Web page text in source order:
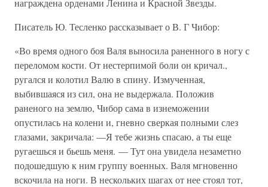
награждена орденами Ленина и Красной Звезды.
Писатель Ю. Тесленко рассказывает о В. Г Чибор:
«Во время одного боя Валя выносила раненного в ногу с
переломом кости. От нестерпимой боли он кричал.,
ругался и колотил Валю в спину. Измученная,
выбившаяся из сил, она не выдержала. Положив
раненого на землю, Чибор сама в изнеможении
опустилась на колени и, гневно сверкая полными слез
глазами, закричала: —Я тебе жизнь спасаю, а ты еще
ругаешься и бьешь меня. — Тут она увидела незаметно
подошедшую к ним группу военных. Валя мгновенно
вскочила на ноги. В нескольких шагах от нее стоял тот,